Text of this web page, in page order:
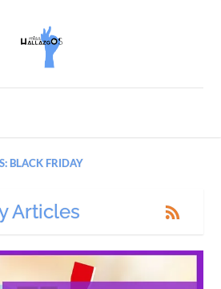
BLACK FRIDAY
Articles